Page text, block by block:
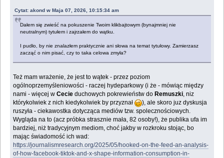
Cytat: akond w Maja 07, 2026, 10:15:34 am
Dałem się zwieść na pokuszenie Twoim klikbajtowym (bynajmniej nie
neutralnym) tytułem i zajrzałem do wątku.
I pudło, by nie znalazłem praktycznie ani słowa na temat tytułowy. Zamierzasz
zacząć o nim pisać, czy to taka celowa zmyła?
Też mam wrażenie, że jest to wątek - przez poziom
ogólnoprzemyśleniowości - raczej hydeparkowy (i że - mówiąc między
nami - więcej wCecie duchowych pokrewieństw do Remuszki, niz
którykolwiek z nich kiedykolwiek by przyznał
), ale skoro juz dyskusja
ruszyła - ciekawostka dotycząca mediów tzw. spolecznościowych.
Wygląda na to (acz próbka strasznie mała, 82 osoby!), że publika ufa im
bardziej, niż tradycyjnym mediom, choć jakby w rozkroku stojąc, bo
mając świadomość ich wad:
https://journalismresearch.org/2025/05/hooked-on-the-feed-an-analysis-
of-how-facebook-tiktok-and-x-shape-information-consumption-in-